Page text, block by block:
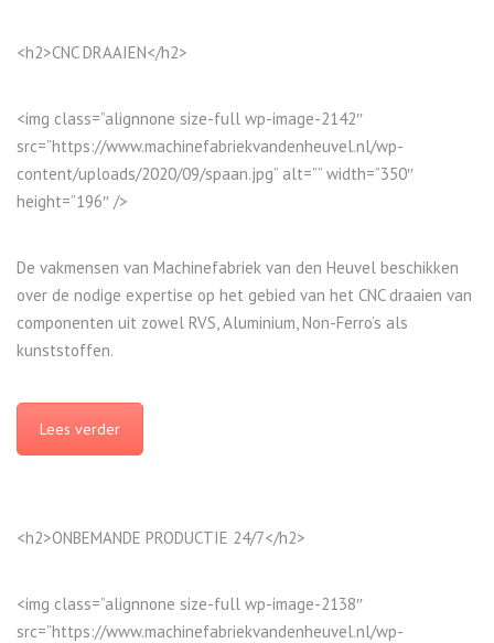
<h2>CNC DRAAIEN</h2>
<img class=”alignnone size-full wp-image-2142″
src=”https://www.machinefabriekvandenheuvel.nl/wp-
content/uploads/2020/09/spaan.jpg” alt=”” width=”350″
height=”196″ />
De vakmensen van Machinefabriek van den Heuvel beschikken
over de nodige expertise op het gebied van het CNC draaien van
componenten uit zowel RVS, Aluminium, Non-Ferro’s als
kunststoffen.
Lees verder
<h2>ONBEMANDE PRODUCTIE 24/7</h2>
<img class=”alignnone size-full wp-image-2138″
src=”https://www.machinefabriekvandenheuvel.nl/wp-